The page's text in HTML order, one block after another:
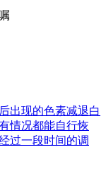
出现的色素减退白
情况都能自行恢
过一段时间的调